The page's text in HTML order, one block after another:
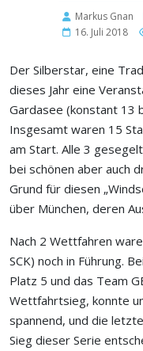
Markus Gnan
16. Juli 2018
Der Silberstar, eine
dieses Jahr eine
Gardasee (konstant 13
Insgesamt waren 15
am Start. Alle 3
bei schönen aber auch
Grund für diesen
über München, deren
Nach 2 Wettfahren
SCK) noch in Führung.
Platz 5 und das Team
Wettfahrtsieg, konnte
spannend, und die
Sieg dieser Serie